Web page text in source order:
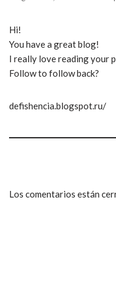
Hi!
You have a great blog!
I really love reading your
Follow to follow back?
defishencia.blogspot.ru/
Los comentarios están